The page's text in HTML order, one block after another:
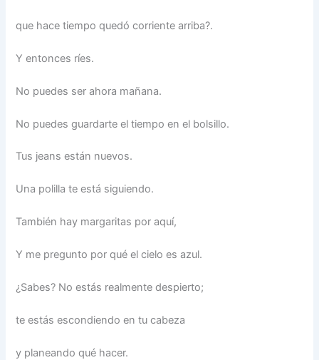
que hace tiempo quedó corriente arriba?.
Y entonces ríes.
No puedes ser ahora mañana.
No puedes guardarte el tiempo en el bolsillo.
Tus jeans están nuevos.
Una polilla te está siguiendo.
También hay margaritas por aquí,
Y me pregunto por qué el cielo es azul.
¿Sabes? No estás realmente despierto;
te estás escondiendo en tu cabeza
y planeando qué hacer.